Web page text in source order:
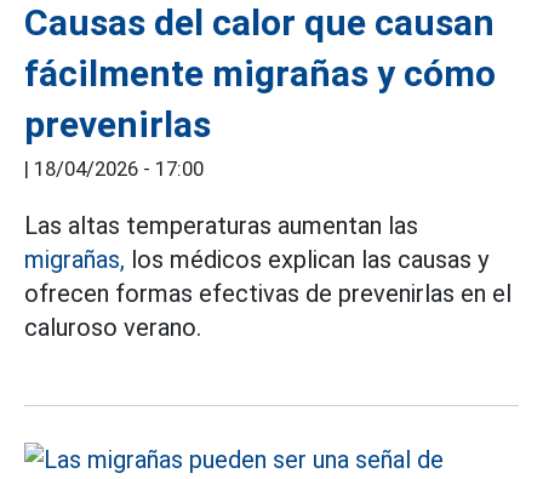
Causas del calor que causan
fácilmente migrañas y cómo
prevenirlas
| 18/04/2026 - 17:00
Las altas temperaturas aumentan las
migrañas, los médicos explican las causas y
ofrecen formas efectivas de prevenirlas en el
caluroso verano.